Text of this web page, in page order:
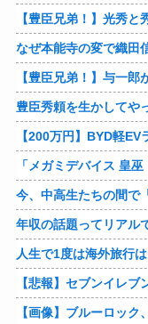
【豊臣兄弟！】光秀
なぜ本能寺の変で織田
【豊臣兄弟！】与一
豊臣秀頼を生かしてや
【200万円】BYD軽EV
年収の話題ってリアル
人生で1度は海外旅行
【悲報】セブンイレ
【画像】ブルーロッ